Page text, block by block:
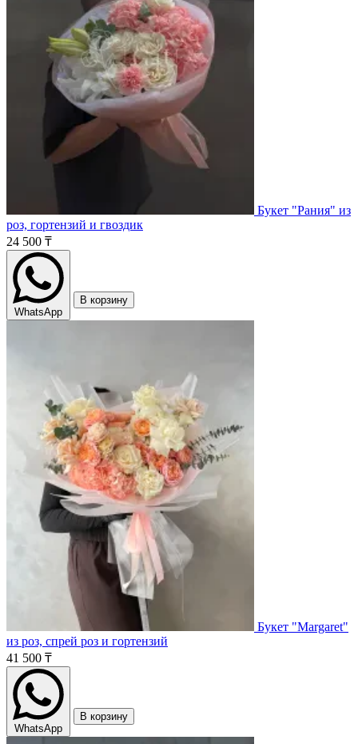
Букет "Рания" из
роз, гортензий и гвоздик
24 500 ₸
WhatsApp
В корзину
Букет "Margaret"
из роз, спрей роз и гортензий
41 500 ₸
WhatsApp
В корзину